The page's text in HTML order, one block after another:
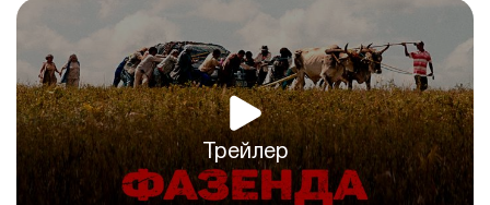
Трейлер